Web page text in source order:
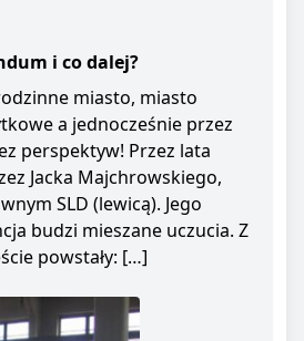
i co dalej?
miasto, miasto
a jednocześnie przez
perspektyw! Przez lata
Jacka Majchrowskiego,
SLD (lewicą). Jego
budzi mieszane uczucia. Z
powstały: […]